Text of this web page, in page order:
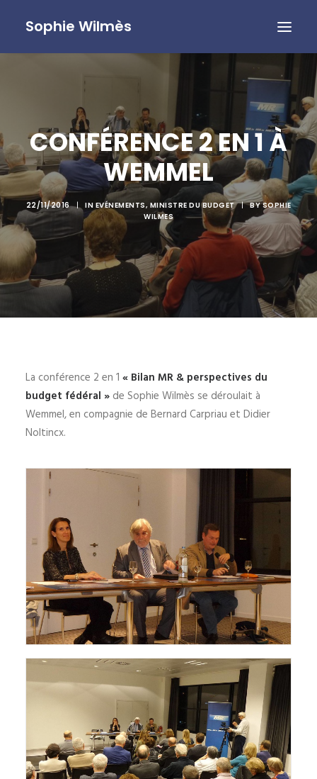
Sophie Wilmès
CONFÉRENCE 2 EN 1 À
WEMMEL
22/11/2016 | IN EVÉNEMENTS, MINISTRE DU BUDGET | BYSOPHIE
WILMES
La conférence 2 en 1 « Bilan MR & perspectives du
budget fédéral » de Sophie Wilmès se déroulait à
Wemmel, en compagnie de Bernard Carpriau et Didier
Noltincx.